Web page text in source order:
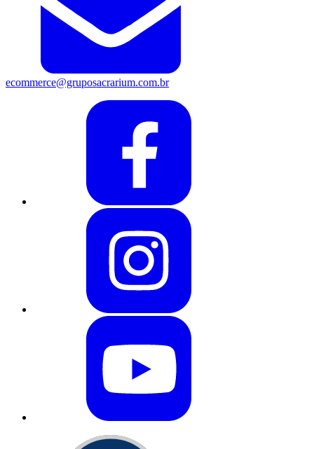
ecommerce@gruposacrarium.com.br